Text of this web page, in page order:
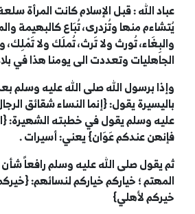
عباد الله : قبل الإسلام كانت المرأة
يُتشاءم منها وتُزدرى، تُبَاع كالبهيمة
والبِغَاء، تُورث ولا تَرث، تُملَك ولا
الجاهليات وتعددت الى يومنا هذا في
وإذا برسول الله صلى الله عليه وسلم
باليسيرة يقول: {إنما النساء شقائق
عليه وسلم يقول في خطبته الشهيرة:
فإنهن عندكم عَوَان} يعني: أسيرات .
ثم يقول صلى الله عليه وسلم رافعاً
المهتم ؛ خياركم خياركم لنسائهم:
خيركم لأهلي}